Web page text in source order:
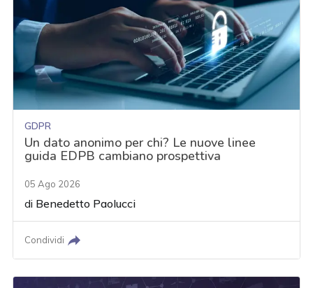
GDPR
Un dato anonimo per chi? Le nuove linee
guida EDPB cambiano prospettiva
05 Ago 2026
di Benedetto Paolucci
Condividi